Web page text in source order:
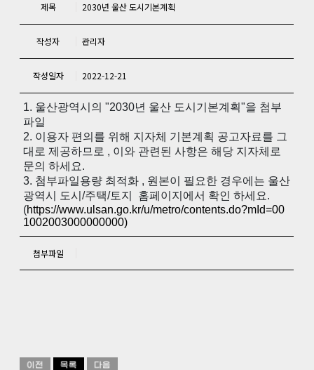
제목 2030년 울산 도시기본계획
작성자 관리자
작성일자 2022-12-21
1. 울산광역시의 "2030년 울산 도시기본계획"을 첨부
파일
2. 이용자 편의를 위해 지자체 기본계획 공고자료를 그
대로 제공하므로 , 이와 관련된 사항은 해당 지자체로
문의 하세요.
3. 첨부파일용량 최적화 , 원본이 필요한 경우에는 울산
광역시 도시/주택/토지 홈페이지에서 확인 하세요.
(https://www.ulsan.go.kr/u/metro/contents.do?mId=00
1002003000000000)
첨부파일